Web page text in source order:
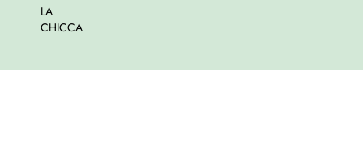
LA
CHICCA